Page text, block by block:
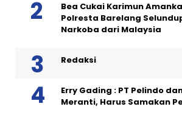
Bea Cukai Karimun
Polresta Barelang
Narkoba dari Malaysia
Redaksi
Erry Gading : PT Pelindo
Meranti, Harus Samakan